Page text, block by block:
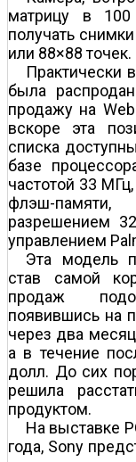
матрицу в 100
получать
или 88×88 точек.
Практически
была
продажу на
вскоре эта
списка
базе
частотой 33
флэш-
разрешением
управлением
Эта модель
став самой
продаж
появившись на
через два
а в течение
долл. До сих
решила
продуктом.
На выставке
года, Sony